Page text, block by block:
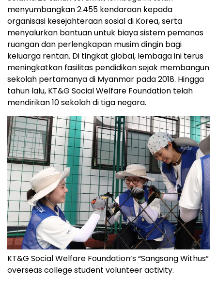
menyumbangkan 2.455 kendaraan kepada
organisasi kesejahteraan sosial di Korea, serta
menyalurkan bantuan untuk biaya sistem pemanas
ruangan dan perlengkapan musim dingin bagi
keluarga rentan. Di tingkat global, lembaga ini terus
meningkatkan fasilitas pendidikan sejak membangun
sekolah pertamanya di Myanmar pada 2018. Hingga
tahun lalu, KT&G Social Welfare Foundation telah
mendirikan 10 sekolah di tiga negara.
KT&G Social Welfare Foundation’s “Sangsang Withus”
overseas college student volunteer activity.